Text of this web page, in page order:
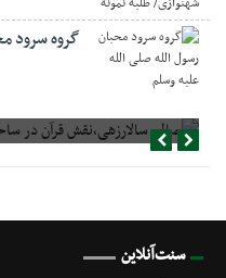
گروه سرود
صالح سالارزهی،‌نقش قرآن در
سنت‌آنلاین